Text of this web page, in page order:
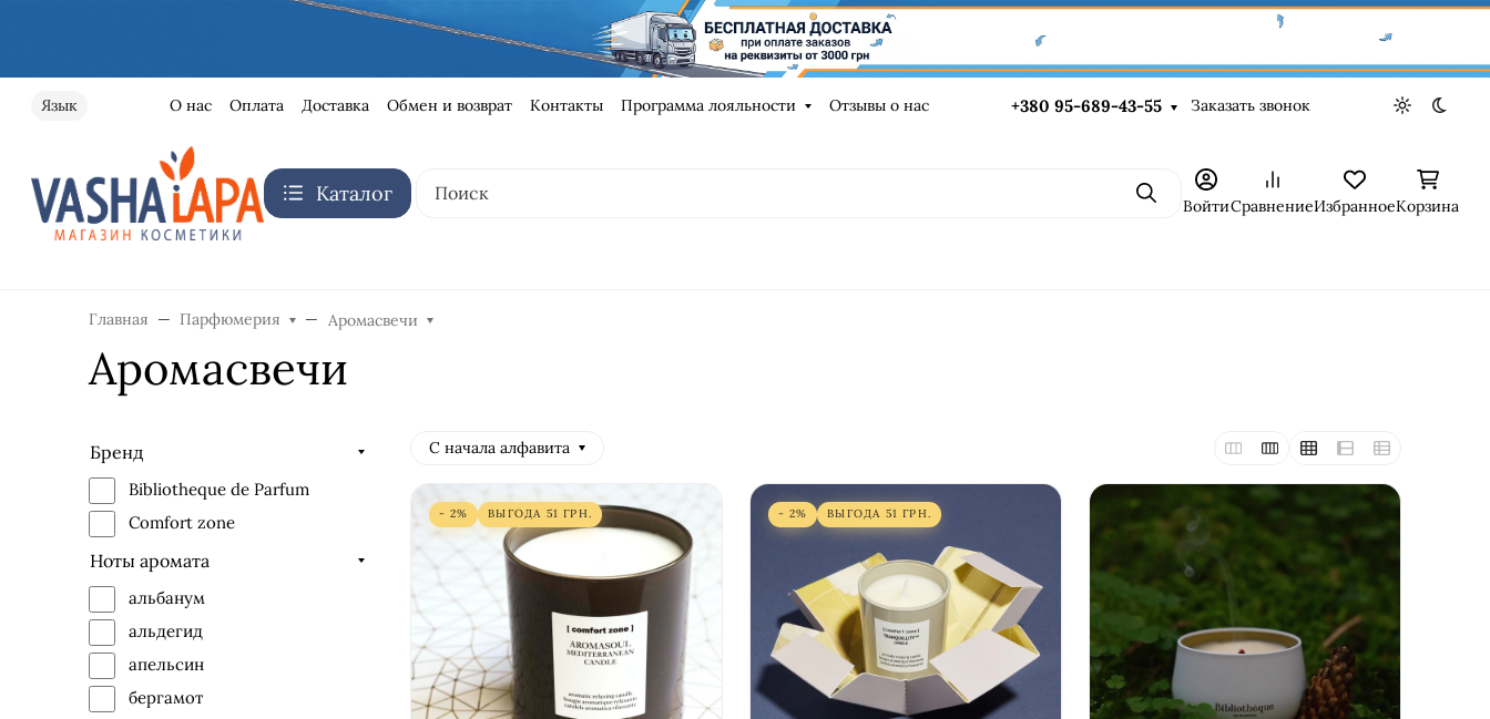
Язык О нас Оплата Доставка Обмен и возврат Контакты Программа лояльности Отзывы о нас +380 95-689-43-55 Заказать звонок Светлая
Каталог ПоискВойтиСравнениеИзбранноеКорзина
Главная Парфюмерия Аромасвечи
Аромасвечи
Бренд
Bibliotheque de Parfum
Comfort zone
Ноты аромата
альбанум
альдегид
апельсин
бергамот
С начала алфавита
- 2% ВЫГОДА 51 ГРН. - 2% ВЫГОДА 51 ГРН.